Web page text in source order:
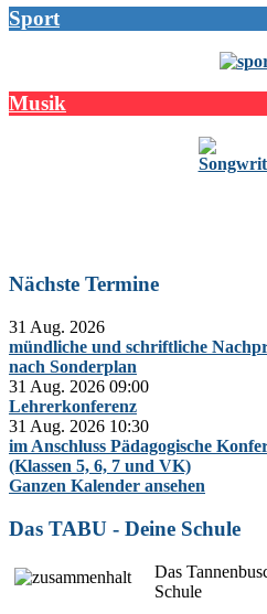
Sport
Musik
Nächste Termine
31 Aug. 2026
mündliche und schriftliche
nach Sonderplan
31 Aug. 2026 09:00
Lehrerkonferenz
31 Aug. 2026 10:30
im Anschluss Pädagogische
(Klassen 5, 6, 7 und VK)
Ganzen Kalender ansehen
Das TABU - Deine Schule
Das
Schule